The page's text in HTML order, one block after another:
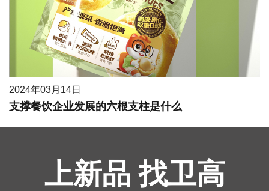
2024年03月14日
支撑餐饮企业发展的六根支柱是什么
上新品 找卫高